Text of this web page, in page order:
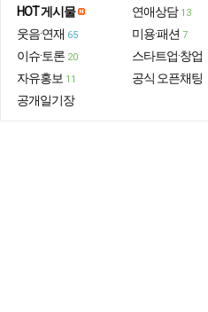
HOT 게시물
웃음·연재 65
이슈·토론 20
자유홍보 11
공개일기장
연애상담 13
미용·패션 7
스타트업·창업
공식 오픈채팅